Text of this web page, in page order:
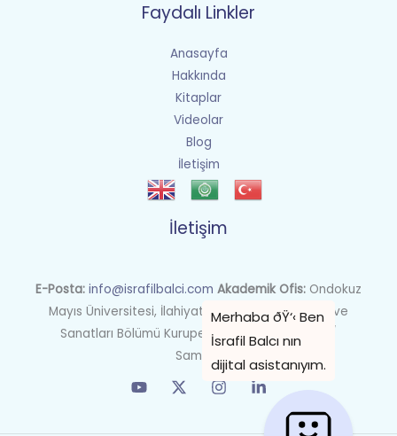
Faydalı Linkler
Anasayfa
Hakkında
Kitaplar
Videolar
Blog
İletişim
İletişim
E-Posta: info@israfilbalci.com Akademik Ofis: Ondokuz
Mayıs Üniversitesi, İlahiyat Fakültesi İslam Tarihi ve
Sanatları Bölümü Kurupelit Kampüsü, Atakum /
Samsun